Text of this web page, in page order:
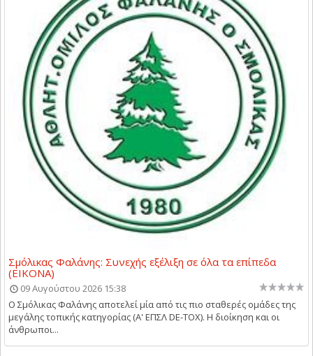
Σμόλικας Φαλάνης: Συνεχής εξέλιξη σε όλα τα επίπεδα
(ΕΙΚΟΝΑ)
09 Αυγούστου 2026 15:38
Ο Σμόλικας Φαλάνης αποτελεί μία από τις πιο σταθερές ομάδες της
μεγάλης τοπικής κατηγορίας (Α' ΕΠΣΛ DE-TOX). Η διοίκηση και οι
άνθρωποι...